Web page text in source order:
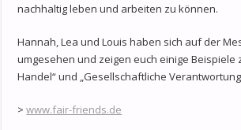
nachhaltig leben und arbeiten zu können.
Hannah, Lea und Louis haben sich auf der
umgesehen und zeigen euch einige Beispiele
Handel“ und „Gesellschaftliche
>www.fair-friends.de